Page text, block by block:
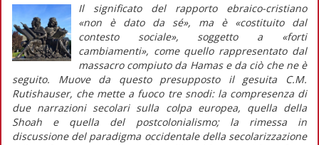
Il significato del rapporto ebraico-cristiano
«non è dato da sé», ma è «costituito dal
contesto sociale», soggetto a «forti
cambiamenti», come quello rappresentato dal
massacro compiuto da Hamas e da ciò che ne è
seguito. Muove da questo presupposto il gesuita C.M.
Rutishauser, che mette a fuoco tre snodi: la compresenza di
due narrazioni secolari sulla colpa europea, quella della
Shoah e quella del postcolonialismo; la rimessa in
discussione del paradigma occidentale della secolarizzazione